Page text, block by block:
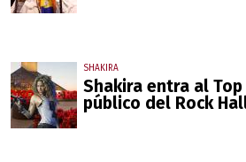
SHAKIRA
Shakira entra al
público del Rock